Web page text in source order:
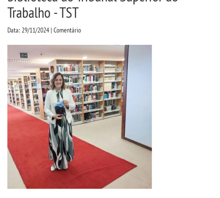
CPA
CPSA
COLAP
ATENDIMENTO PSICOPEDAGÃ³GICO
CURSOS
BACHARELADOS
LICENCIATURAS
Trabalho - TST
Data: 29/11/2024 | Comentário